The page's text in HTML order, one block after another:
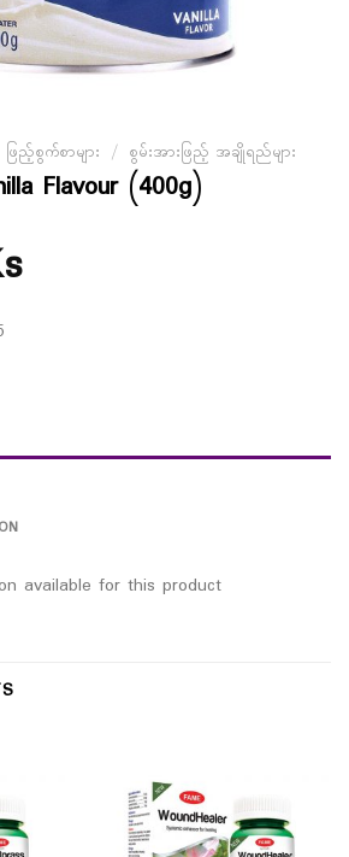
ဖြည့်စွက်စာများ / စွမ်းအားဖြည့် အချိုရည်များ
Flavour (400g)
available for this product